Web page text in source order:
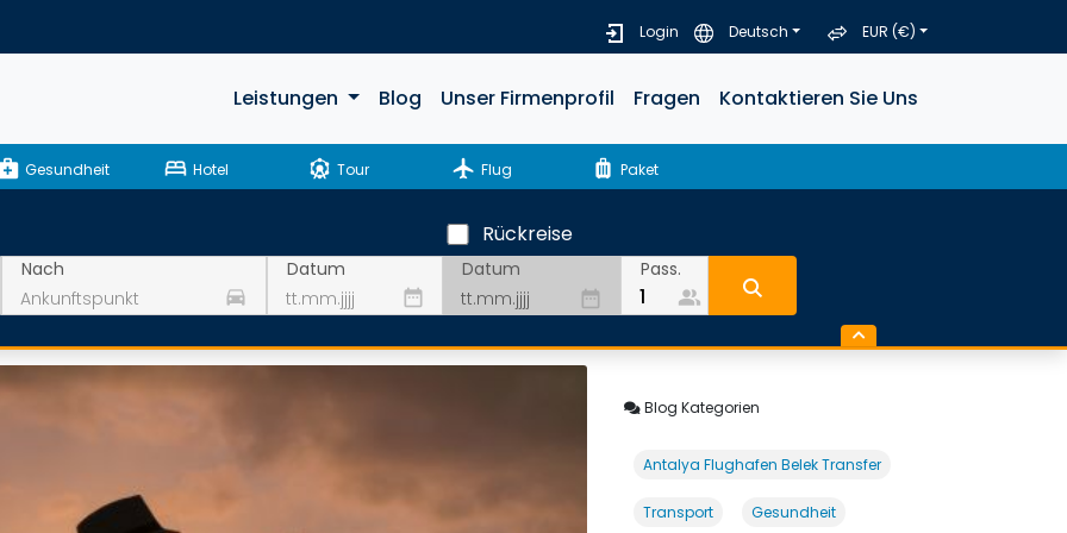
Login Deutsch EUR (€)
Leistungen Blog Unser Firmenprofil Fragen Kontaktieren Sie Uns
Gesundheit bed Hotel attractions Tour flight Flug luggage Paket
Nach
drive_eta
Datum
date_range
Rückreise
Datum
date_range
Pass.
people_alt
Blog Kategorien
Antalya Flughafen Belek Transfer
Transport Gesundheit